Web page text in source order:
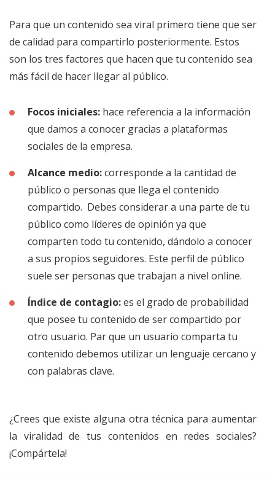
Para que un contenido sea viral primero tiene que ser
de calidad para compartirlo posteriormente. Estos
son los tres factores que hacen que tu contenido sea
más fácil de hacer llegar al público.
Focos iniciales: hace referencia a la información
que damos a conocer gracias a plataformas
sociales de la empresa.
Alcance medio:corresponde a la cantidad de
público o personas que llega el contenido
compartido. Debes considerar a una parte de tu
público como líderes de opinión ya que
comparten todo tu contenido, dándolo a conocer
a sus propios seguidores. Este perfil de público
suele ser personas que trabajan a nivel online.
Índice de contagio:es el grado de probabilidad
que posee tu contenido de ser compartido por
otro usuario. Par que un usuario comparta tu
contenido debemos utilizar un lenguaje cercano y
con palabras clave.
¿Crees que existe alguna otra técnica para aumentar
la viralidad de tus contenidos en redes sociales?
¡Compártela!